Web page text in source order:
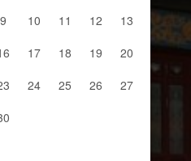
9 10 11 12
13
17 18 19
20
24 25 26
27